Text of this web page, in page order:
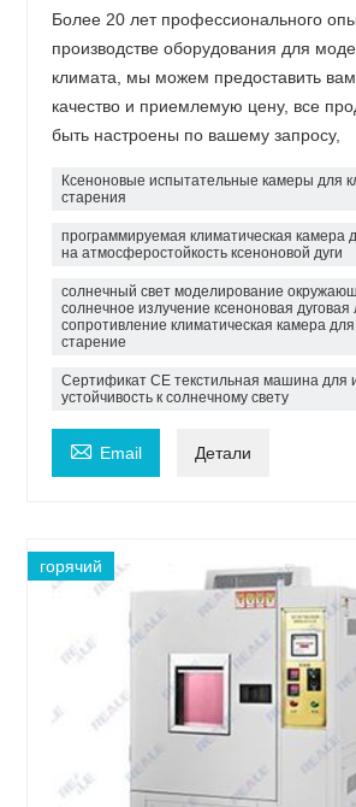
Более 20 лет профессионального
производстве оборудования для
климата, мы можем предоставить
качество и приемлемую цену, все
быть настроены по вашему запросу,
Ксеноновые испытательные камеры для
старения
программируемая климатическая камера
на атмосферостойкость ксеноновой дуги
солнечный свет моделирование
солнечное излучение ксеноновая
сопротивление климатическая камера
старение
Сертификат CE текстильная машина для
устойчивость к солнечному свету
 Email Детали
горячий